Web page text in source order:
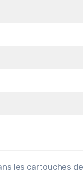
les cartouches